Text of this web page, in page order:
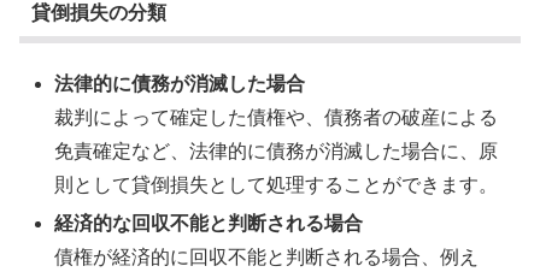
貸倒損失の分類
法律的に債務が消滅した場合
裁判によって確定した債権や、債務者の破産による
免責確定など、法律的に債務が消滅した場合に、原
則として貸倒損失として処理することができます。
経済的な回収不能と判断される場合
債権が経済的に回収不能と判断される場合、例え